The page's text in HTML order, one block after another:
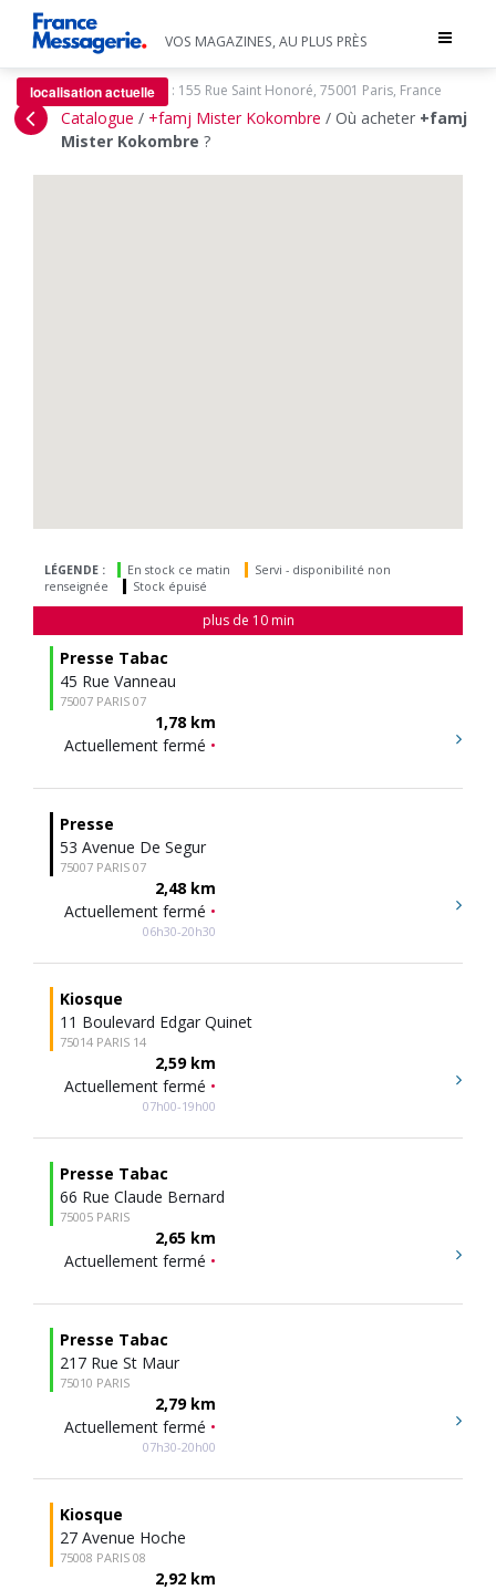
Toggle
VOS MAGAZINES, AU PLUS PRÈS
localisation actuelle : 155 Rue Saint Honoré, 75001 Paris, France
Catalogue / +famj Mister Kokombre / Où acheter +famj
Mister Kokombre ?
LÉGENDE : En stock ce matin
Servi - disponibilité non
renseignée
Stock épuisé
plus de 10 min
Presse Tabac
45 Rue Vanneau
75007 PARIS 07
1,78 km
Actuellement fermé •
Presse
53 Avenue De Segur
75007 PARIS 07
2,48 km
Actuellement fermé •
06h30-20h30
Kiosque
11 Boulevard Edgar Quinet
75014 PARIS 14
2,59 km
Actuellement fermé •
07h00-19h00
Presse Tabac
66 Rue Claude Bernard
75005 PARIS
2,65 km
Actuellement fermé •
Presse Tabac
217 Rue St Maur
75010 PARIS
2,79 km
Actuellement fermé •
07h30-20h00
Kiosque
27 Avenue Hoche
75008 PARIS 08
2,92 km